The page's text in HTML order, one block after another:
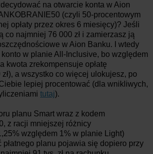
na otwarcie konta w Aion
(czyli 50-procentowym
opłaty przez okres 6 miesięcy)? Jeśli
co najmniej 76 000 zł i zamierzasz ją
w Aion Banku. I wtedy
konto w planie All-Inclusive, bo względem
kwota zrekompensuje opłatę
a wszystko co więcej ulokujesz, po
lepiej procentować (dla wnikliwych,
tutaj).
planu Smart wraz z kodem
z racji mniejszej różnicy
względem 1% w planie Light)
płatnego planu pojawia się dopiero przy